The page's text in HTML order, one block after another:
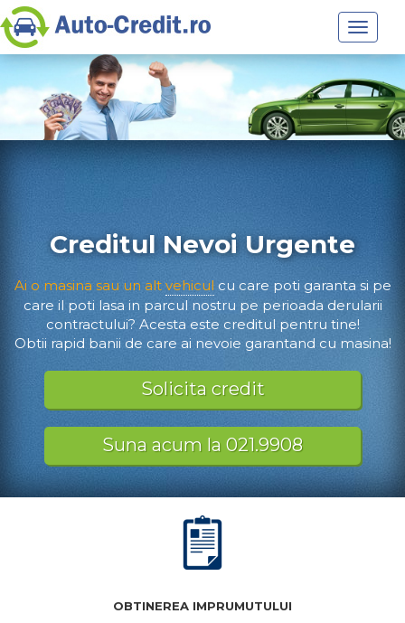
Toggle
Creditul Nevoi Urgente
Ai o masina sau un alt vehicul cu care poti garanta si pe
care il poti lasa in parcul nostru pe perioada derularii
contractului? Acesta este creditul pentru tine!
Obtii rapid banii de care ai nevoie garantand cu masina!
Solicita credit
Suna acum la 021.9908
OBTINEREA IMPRUMUTULUI